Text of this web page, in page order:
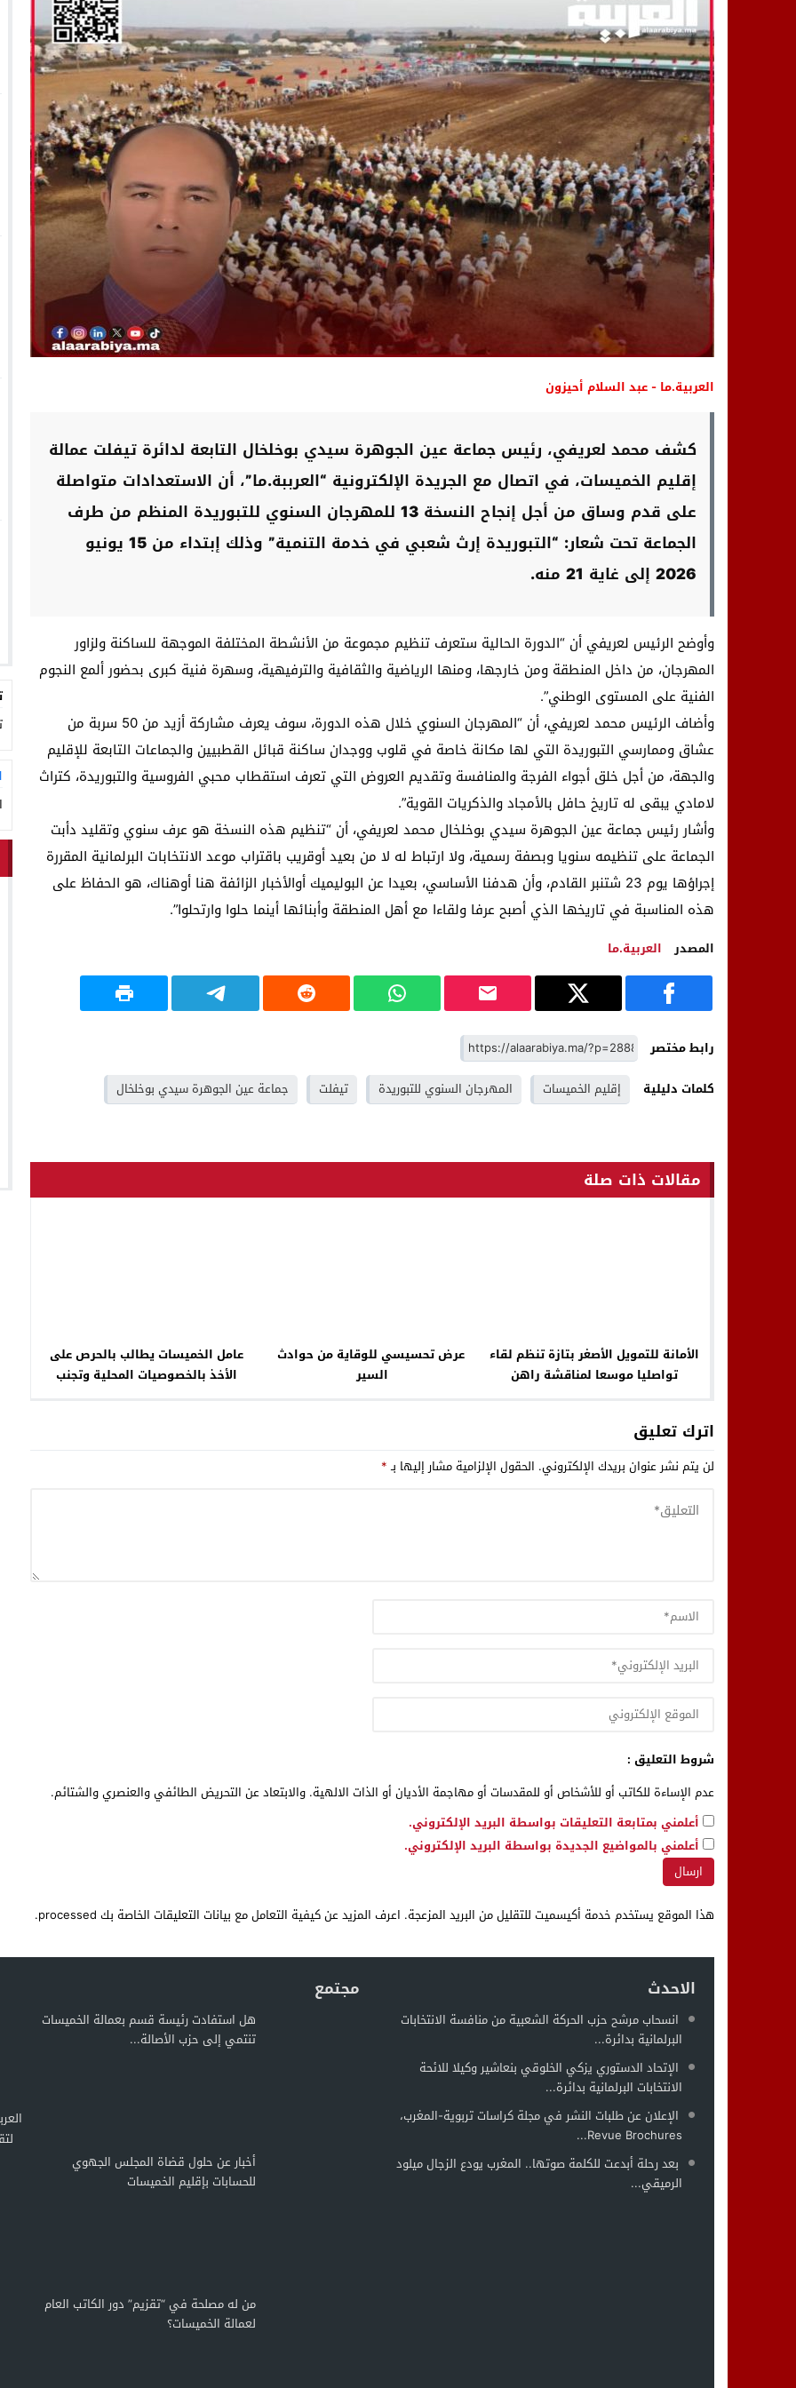
14:25 “العربية.ما” تنشر أخبار تيفلت وأصداء الأحداث فيها بصيغة أخرى 10:29 الجيش الملكي ينتفض ضد تعيين “ندالا”
18:23 طاطا: “اعتداء” على حقوقي يشعل غضب الجمعيات وملف “ماء القصبة” يفجّر الأوضاع
13:35 عقول الغد تصنع المستقبل: مسابقة “Robot Innov” بمراكش تؤسس لجيل الابتكار والتكنولوجيا
العربية.ما - عبد السلام أحيزون
كشف محمد لعريفي، رئيس جماعة عين الجوهرة سيدي بوخلخال التابعة لدائرة تيفلت عمالة
إقليم الخميسات، في اتصال مع الجريدة الإلكترونية “العرببة.ما”، أن الاستعدادات متواصلة
على قدم وساق من أجل إنجاح النسخة 13 للمهرجان السنوي للتبوريدة المنظم من طرف
الجماعة تحت شعار: “التبوريدة إرث شعبي في خدمة التنمية” وذلك إبتداء من 15 يونيو
2026 إلى غاية 21 منه.
وأوضح الرئيس لعريفي أن “الدورة الحالية ستعرف تنظيم مجموعة من الأنشطة المختلفة الموجهة للساكنة ولزاور
المهرجان، من داخل المنطقة ومن خارجها، ومنها الرياضية والثقافية والترفيهية، وسهرة فنية كبرى بحضور ألمع النجوم
الفنية على المستوى الوطني”.
وأضاف الرئيس محمد لعريفي، أن “المهرجان السنوي خلال هذه الدورة، سوف يعرف مشاركة أزيد من 50 سربة من
عشاق وممارسي التبوريدة التي لها مكانة خاصة في قلوب ووجدان ساكنة قبائل القطبيين والجماعات التابعة للإقليم
والجهة، من أجل خلق أجواء الفرجة والمنافسة وتقديم العروض التي تعرف استقطاب محبي الفروسية والتبوريدة، كتراث
لامادي يبقى له تاريخ حافل بالأمجاد والذكريات القوية”.
وأشار رئيس جماعة عين الجوهرة سيدي بوخلخال محمد لعريفي، أن “تنظيم هذه النسخة هو عرف سنوي وتقليد دأبت
الجماعة على تنظيمه سنويا وبصفة رسمية، ولا ارتباط له لا من بعيد أوقريب باقتراب موعد الانتخابات البرلمانية المقررة
إجراؤها يوم 23 شتنبر القادم، وأن هدفنا الأساسي، بعيدا عن البوليميك أوالأخبار الزائفة هنا أوهناك، هو الحفاظ على
هذه المناسبة في تاريخها الذي أصبح عرفا ولقاءا مع أهل المنطقة وأبنائها أينما حلوا وارتحلوا”.
المصدر العربية.ما
رابط مختصر
كلمات دليلية
إقليم الخميسات المهرجان السنوي للتبوريدة تيفلت جماعة عين الجوهرة سيدي بوخلخال
مقالات ذات صلة
الأمانة للتمويل الأصغر بتازة تنظم لقاء
تواصليا موسعا لمناقشة راهن
عرض تحسيسي للوقاية من حوادث
السير
عامل الخميسات يطالب بالحرص على
الأخذ بالخصوصيات المحلية وتجنب
اترك تعليق
لن يتم نشر عنوان بريدك الإلكتروني. الحقول الإلزامية مشار إليها بـ*
شروط التعليق :
عدم الإساءة للكاتب أو للأشخاص أو للمقدسات أو مهاجمة الأديان أو الذات الالهية. والابتعاد عن التحريض الطائفي والعنصري والشتائم.
أعلمني بمتابعة التعليقات بواسطة البريد الإلكتروني.
أعلمني بالمواضيع الجديدة بواسطة البريد الإلكتروني.
هذا الموقع يستخدم خدمة أكيسميت للتقليل من البريد المزعجة. اعرف المزيد عن كيفية التعامل مع بيانات التعليقات الخاصة بك processed .
الاحدث
انسحاب مرشح حزب الحركة الشعبية من منافسة الانتخابات
البرلمانية بدائرة...
الإتحاد الدستوري يزكي الخلوقي بنعاشير وكيلا للائحة
الانتخابات البرلمانية بدائرة...
الإعلان عن طلبات النشر في مجلة كراسات تربوية-المغرب،
Revue Brochures...
بعد رحلة أبدعت للكلمة صوتها.. المغرب يودع الزجال ميلود
الرميقي...
مجتمع
هل استفادت رئيسة قسم بعمالة الخميسات
تنتمي إلى حزب الأصالة...
أخبار عن حلول قضاة المجلس الجهوي
للحسابات بإقليم الخميسات
من له مصلحة في “تقزيم” دور الكاتب العام
لعمالة الخميسات؟